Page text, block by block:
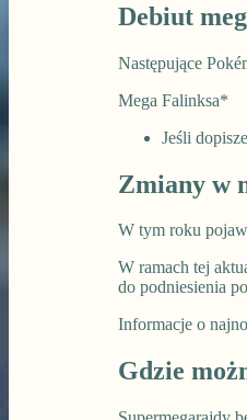
Debiut
Następujące
Mega Falinksa*
Jeśli
Zmiany w
W tym roku
W ramach tej
do podniesienia
Informacje o
Gdzie